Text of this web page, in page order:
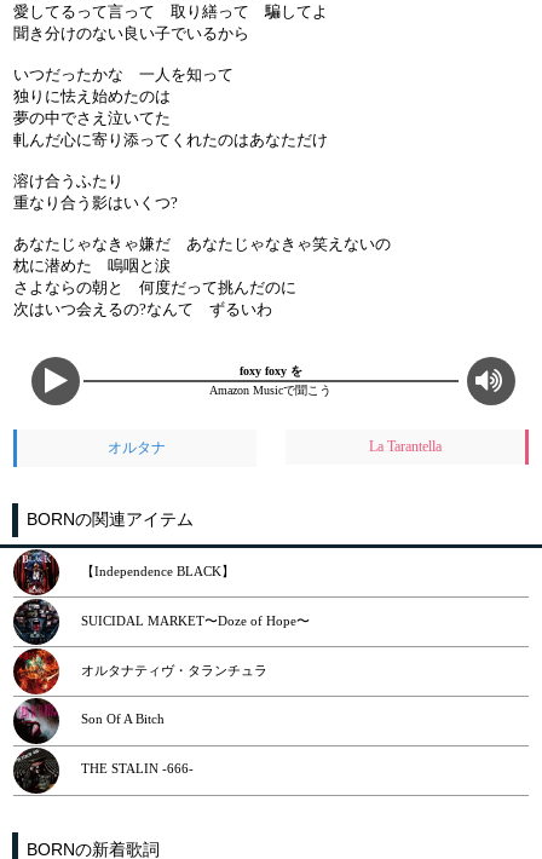
愛してるって言って 取り繕って 騙してよ
聞き分けのない良い子でいるから
いつだったかな 一人を知って
独りに怯え始めたのは
夢の中でさえ泣いてた
軋んだ心に寄り添ってくれたのはあなただけ
溶け合うふたり
重なり合う影はいくつ?
あなたじゃなきゃ嫌だ あなたじゃなきゃ笑えないの
枕に潜めた 嗚咽と涙
さよならの朝と 何度だって挑んだのに
次はいつ会えるの?なんて ずるいわ
foxy foxy を
Amazon Musicで聞こう
オルタナ La Tarantella
BORNの関連アイテム
【Independence BLACK】
SUICIDAL MARKET〜Doze of Hope〜
オルタナティヴ・タランチュラ
Son Of A Bitch
THE STALIN -666-
BORNの新着歌詞